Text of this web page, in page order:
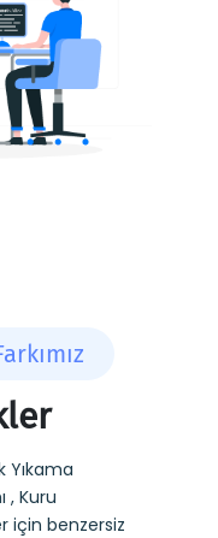
Yıkama
, Kuru
için benzersiz